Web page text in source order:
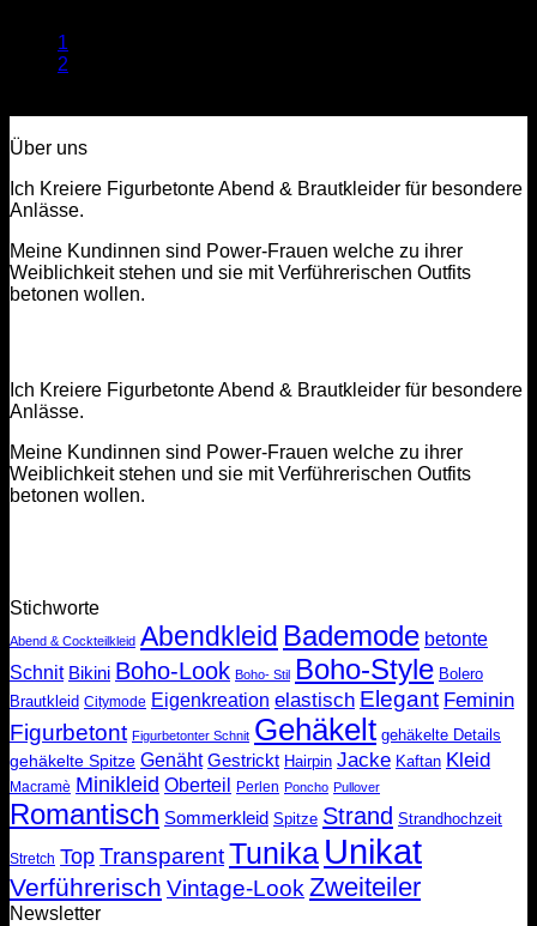
1
2
Über uns
Ich Kreiere Figurbetonte Abend & Brautkleider für besondere
Anlässe.
Meine Kundinnen sind Power-Frauen welche zu ihrer
Weiblichkeit stehen und sie mit Verführerischen Outfits
betonen wollen.
Ich Kreiere Figurbetonte Abend & Brautkleider für besondere
Anlässe.
Meine Kundinnen sind Power-Frauen welche zu ihrer
Weiblichkeit stehen und sie mit Verführerischen Outfits
betonen wollen.
Stichworte
Abend & Cockteilkleid Abendkleid Bademode betonte
Schnit Bikini Boho-Look Boho- Stil Boho-Style Bolero
Brautkleid Citymode Eigenkreation elastisch Elegant Feminin
Figurbetont Figurbetonter Schnit Gehäkelt gehäkelte Details
gehäkelte Spitze Genäht Gestrickt Hairpin Jacke Kaftan Kleid
Macramè Minikleid Oberteil Perlen Poncho Pullover
Romantisch Sommerkleid Spitze Strand Strandhochzeit
Stretch Top TransparentTunika Unikat
Verführerisch Vintage-Look Zweiteiler
Newsletter